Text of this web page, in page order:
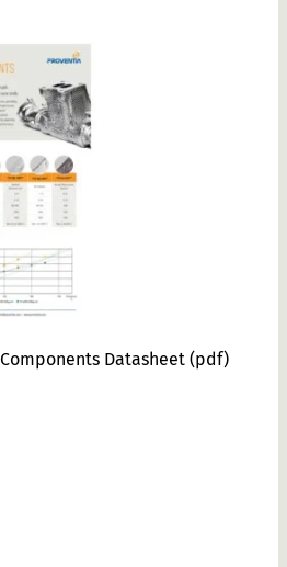
Datasheet (pdf)